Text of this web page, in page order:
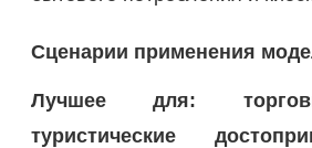
Сценарии применения
Лучшее для:
туристические